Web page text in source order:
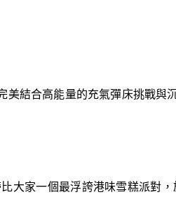
美結合高能量的充氣彈床挑戰
大家一個最浮誇港味雪糕派對